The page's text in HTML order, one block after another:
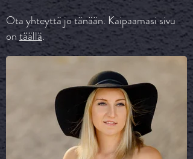
Ota yhteyttä jo tänään. Kaipaamasi sivu
ontäällä.